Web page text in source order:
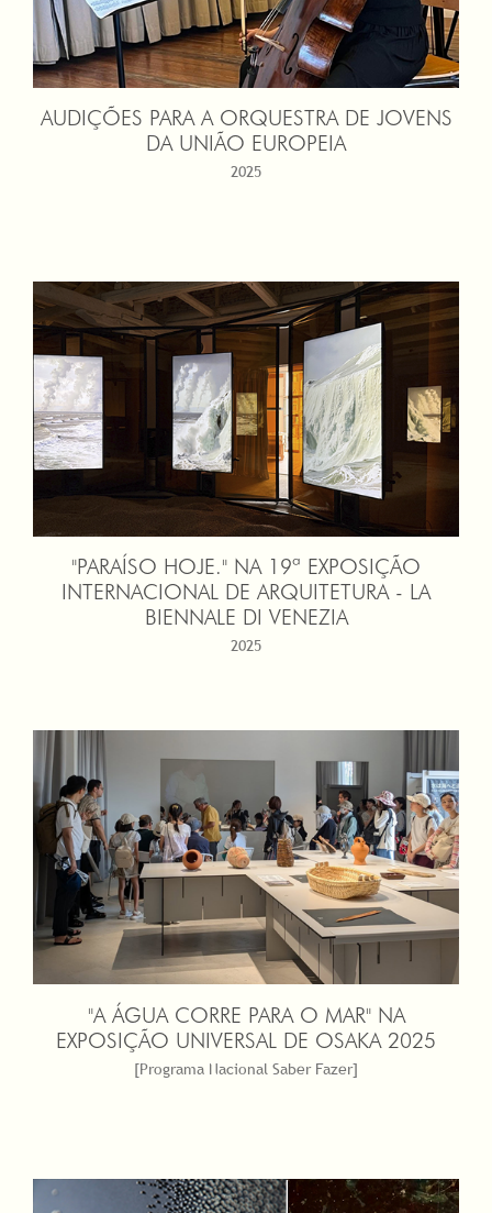
AUDIÇÕES PARA A ORQUESTRA DE JOVENS
DA UNIÃO EUROPEIA
2025
"PARAÍSO HOJE." NA 19ª EXPOSIÇÃO
INTERNACIONAL DE ARQUITETURA - LA
BIENNALE DI VENEZIA
2025
"A ÁGUA CORRE PARA O MAR" NA
EXPOSIÇÃO UNIVERSAL DE OSAKA 2025
[Programa Nacional Saber Fazer]